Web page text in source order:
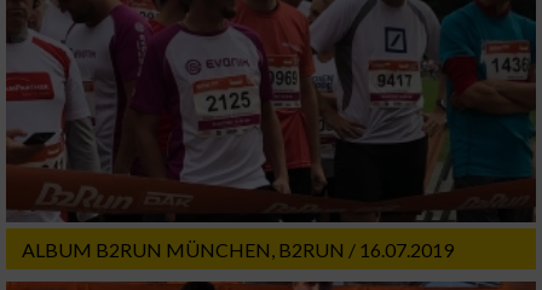
ALBUM B2RUN MÜNCHEN, B2RUN / 16.07.2019